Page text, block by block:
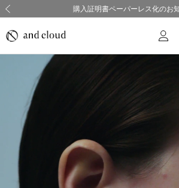
採用のご案内
熊本県熊本地方を震源とする地震の影
夏季休業についてのご案内
購入証明書ペーパーレス化のお
採用のご案内
熊本県熊本地方を震源とする地震の影